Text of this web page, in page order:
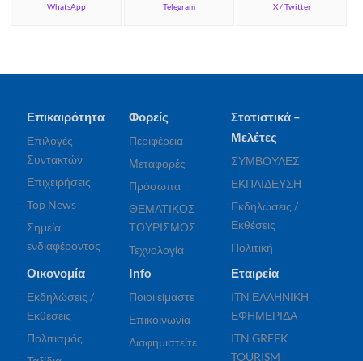
WhatsApp Telegram X / Twitter
Επικαιρότητα
Επιλογές
Συντακτών
Επιχειρήσεις
Top News
Σημεία
ενδιαφέροντος
Φορείς
Περιφέρεια
Μεταφορές
Πρόσωπα
ΘΕΜΑΤΙΚΟΣ
ΤΟΥΡΙΣΜΟΣ
Τεχνολογία
Στατιστικά –
Μελέτες
ΣΥΜΒΟΥΛΕΣ
ΕΚΠΑΙΔΕΥΣΗ
Εκδηλώσεις /
Εκθέσεις
Πολιτική
Οικονομία
Εκδηλώσεις /
Εκθέσεις
Πολιτισμός
Info
Ποιοι είμαστε
Επικοινωνία
Διαφημιστείτε
Εταιρεία
ITN ΕΛΛΗΝΙΚΗ
ΕΦΗΜΕΡΙΔΑ
ITN GREEK
TOURISM